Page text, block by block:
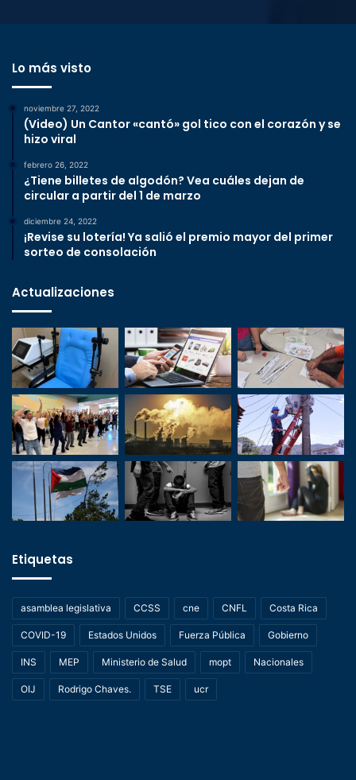
Lo más visto
noviembre 27, 2022
(Video) Un Cantor «cantó» gol tico con el corazón y se
hizo viral
febrero 26, 2022
¿Tiene billetes de algodón? Vea cuáles dejan de
circular a partir del 1 de marzo
diciembre 24, 2022
¡Revise su lotería! Ya salió el premio mayor del primer
sorteo de consolación
Actualizaciones
Etiquetas
asamblea legislativa CCSS cne CNFL Costa Rica
COVID-19 Estados Unidos Fuerza Pública Gobierno
INS MEP Ministerio de Salud mopt Nacionales
OIJ Rodrigo Chaves. TSE ucr